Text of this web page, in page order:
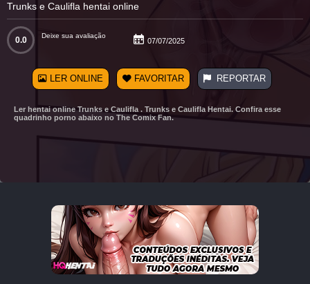
das
Bonecas
12K
Man HQ
Hentai:
10K
Esferas
Dragão
10K
Naruto
Trunks e Caulifla hentai online
0.0 Deixe sua avaliação
07/07/2025
LER ONLINE FAVORITAR REPORTAR
Ler hentai online Trunks e Caulifla . Trunks e Caulifla Hentai. Confira esse
quadrinho porno abaixo no The Comix Fan.